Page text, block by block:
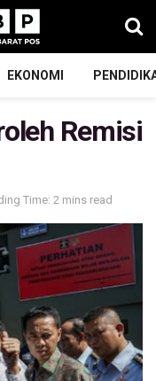
EKONOMI
Remisi
Time: 2 mins read